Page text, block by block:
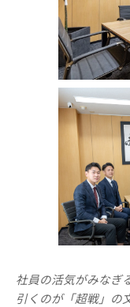
社員の活気がみなぎ
引くのが「超戦」の